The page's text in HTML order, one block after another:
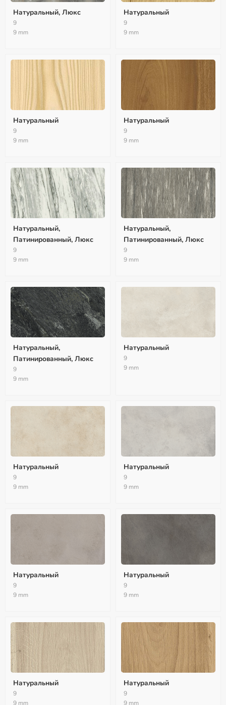
Натуральный, Люкс
9
9 mm
Натуральный
9
9 mm
Натуральный
9
9 mm
Натуральный
9
9 mm
Натуральный,
Патинированный, Люкс
9
9 mm
Натуральный,
Патинированный, Люкс
9
9 mm
Натуральный,
Патинированный, Люкс
9
9 mm
Натуральный
9
9 mm
Натуральный
9
9 mm
Натуральный
9
9 mm
Натуральный
9
9 mm
Натуральный
9
9 mm
Натуральный
9
9 mm
Натуральный
9
9 mm